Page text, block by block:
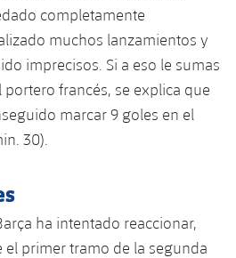
completamente
muchos lanzamientos y
imprecisos. Si a eso le sumas
francés, se explica que
marcar 9 goles en el
30).
ha intentado reaccionar,
el primer tramo de la segunda